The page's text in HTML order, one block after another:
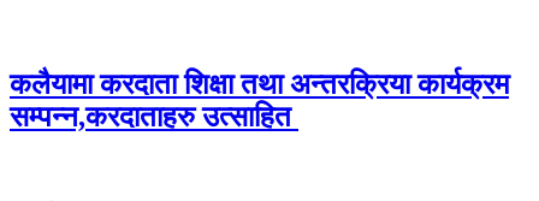
कलैयामा करदाता शिक्षा तथा अन्तरक्रिया कार्यक्रम
सम्पन्न,करदाताहरु उत्साहित